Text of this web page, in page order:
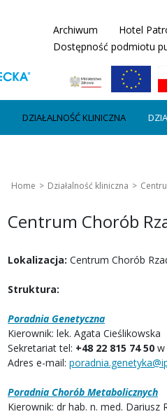
Archiwum Hotel
Dostępność podmiotu
DZIAŁALNOŚĆ KLINICZNA
Home Działalność kliniczna
Centrum Chorób
Lokalizacja: Centrum Chorób
Struktura:
Poradnia Genetyczna
Kierownik: lek. Agata Cieślikowska
Sekretariat tel: +48 22 815 74 50 w
Adres e-mail:
Poradnia Chorób Metabolicznych
Kierownik: dr hab. n. med. Dariusz